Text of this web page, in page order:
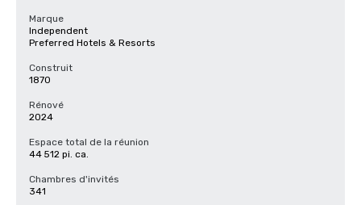
Marque
Independent
Preferred Hotels & Resorts
Construit
1870
Rénové
2024
Espace total de la réunion
44 512 pi. ca.
Chambres d'invités
341